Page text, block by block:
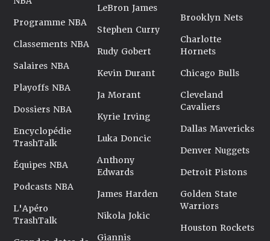
Programme NBA
Classements NBA
Salaires NBA
Playoffs NBA
Dossiers NBA
Encyclopédie
TrashTalk
Équipes NBA
Podcasts NBA
L'Apéro
TrashTalk
LeBron James
Stephen Curry
Rudy Gobert
Kevin Durant
Ja Morant
Kyrie Irving
Luka Doncic
Anthony
Edwards
James Harden
Nikola Jokic
Giannis
Brooklyn Nets
Charlotte
Hornets
Chicago Bulls
Cleveland
Cavaliers
Dallas Mavericks
Denver Nuggets
Detroit Pistons
Golden State
Warriors
Houston Rockets